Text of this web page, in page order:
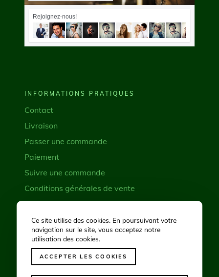
Rejoignez-nous!
INFORMATIONS PRATIQUES
Contact
Livraison
Passer une commande
Paiement
Suivre une commande
Conditions générales de vente
Demande de rétractation
RÉSEAUX SOCIAUX
Ce site utilise des cookies. En poursuivant votre
navigation sur le site, vous acceptez notre
utilisation des cookies.
ACCEPTER LES COOKIES